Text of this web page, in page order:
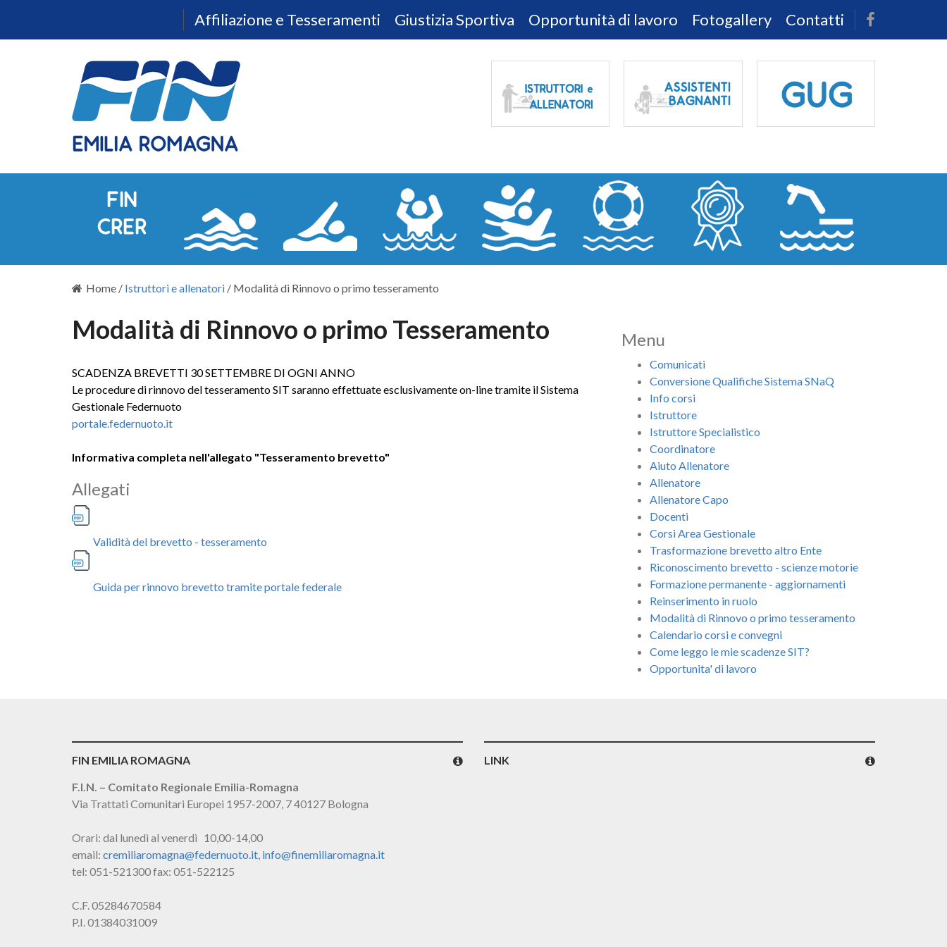
Affiliazione e Tesseramenti Giustizia Sportiva Opportunità di lavoro Fotogallery Contatti
Home / Istruttori e allenatori / Modalità di Rinnovo o primo tesseramento
Modalità di Rinnovo o primo Tesseramento
SCADENZA BREVETTI 30 SETTEMBRE DI OGNI ANNO
Le procedure di rinnovo del tesseramento SIT saranno effettuate esclusivamente on-line tramite il Sistema
Gestionale Federnuoto
portale.federnuoto.it
Informativa completa nell'allegato "Tesseramento brevetto"
Allegati
Validità del brevetto - tesseramento
Guida per rinnovo brevetto tramite portale federale
Menu
Comunicati
Conversione Qualifiche Sistema SNaQ
Info corsi
Istruttore
Istruttore Specialistico
Coordinatore
Aiuto Allenatore
Allenatore
Allenatore Capo
Docenti
Corsi Area Gestionale
Trasformazione brevetto altro Ente
Riconoscimento brevetto - scienze motorie
Formazione permanente - aggiornamenti
Reinserimento in ruolo
Modalità di Rinnovo o primo tesseramento
Calendario corsi e convegni
Come leggo le mie scadenze SIT?
Opportunita' di lavoro
FIN EMILIA ROMAGNA
F.I.N. – Comitato Regionale Emilia-Romagna
Via Trattati Comunitari Europei 1957-2007, 7 40127 Bologna
Orari: dal lunedì al venerdì 10,00-14,00
email: cremiliaromagna@federnuoto.it, info@finemiliaromagna.it
tel: 051-521300 fax: 051-522125
C.F. 05284670584
P.I. 01384031009
LINK